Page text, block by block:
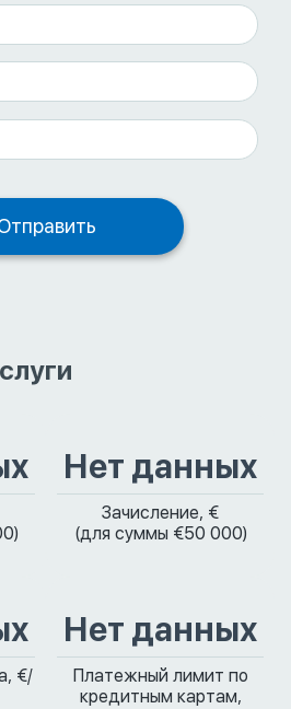
Нет данных
Зачисление, €
(для суммы €50 000)
€/
Нет данных
Платежный лимит по
кредитным картам,